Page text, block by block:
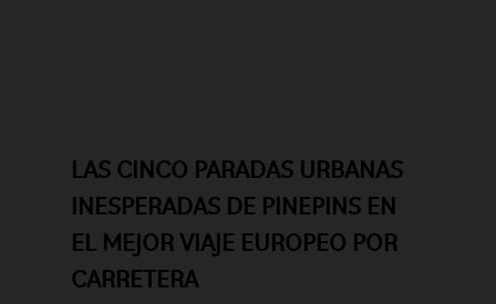
LAS CINCO PARADAS URBANAS
INESPERADAS DE PINEPINS EN
EL MEJOR VIAJE EUROPEO POR
CARRETERA